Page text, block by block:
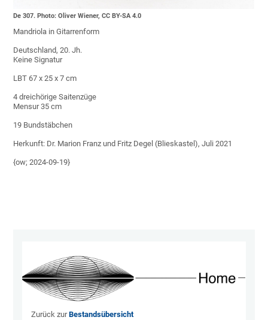
De 307. Photo: Oliver Wiener, CC BY-SA 4.0
Mandriola in Gitarrenform
Deutschland, 20. Jh.
Keine Signatur
LBT 67 x 25 x 7 cm
4 dreichörige Saitenzüge
Mensur 35 cm
19 Bundstäbchen
Herkunft: Dr. Marion Franz und Fritz Degel (Blieskastel), Juli 2021
{ow; 2024-09-19}
Zurück zurBestandsübersicht